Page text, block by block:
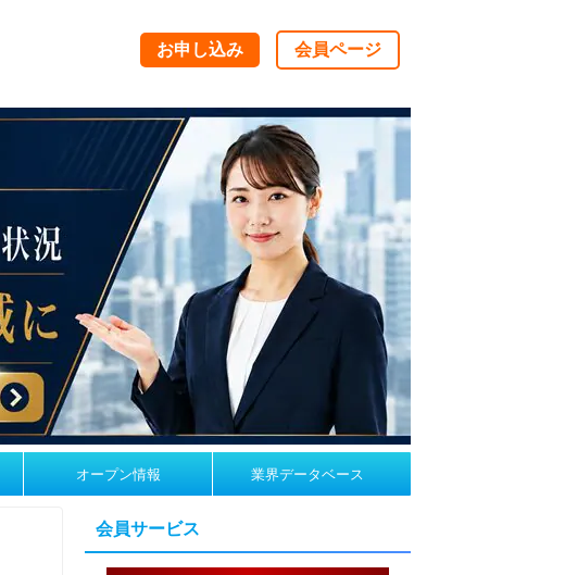
お申し込み 会員ページ
オープン情報 業界データベース
会員サービス